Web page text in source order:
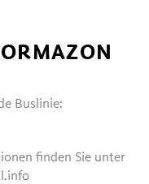
Buslinie:
finden Sie unter